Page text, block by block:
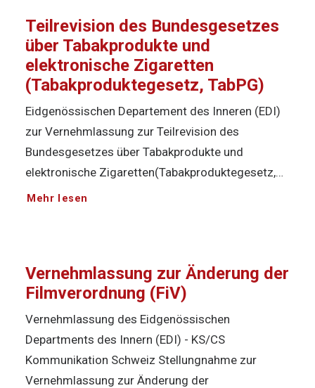
Teilrevision des Bundesgesetzes
über Tabakprodukte und
elektronische Zigaretten
(Tabakproduktegesetz, TabPG)
Eidgenössischen Departement des Inneren (EDI)
zur Vernehmlassung zur Teilrevision des
Bundesgesetzes über Tabakprodukte und
elektronische Zigaretten(Tabakproduktegesetz,…
Mehr lesen
Vernehmlassung zur Änderung der
Filmverordnung (FiV)
Vernehmlassung des Eidgenössischen
Departments des Innern (EDI) - KS/CS
Kommunikation Schweiz Stellungnahme zur
Vernehmlassung zur Änderung der